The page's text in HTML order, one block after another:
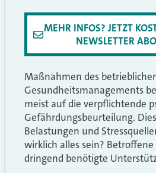
MEHR INFOS? JETZT
NEWSLETTER
Maßnahmen des
Gesundheitsmanagements
meist auf die verpflichtende
Gefährdungsbeurteilung.
Belastungen und
wirklich alles sein? Betroffene
dringend benötigte